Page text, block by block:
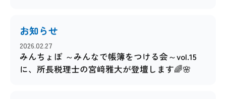
お知らせ
2026.02.27
みんちょぼ ～みんなで帳簿をつける会～vol.15
に、所長税理士の宮﨑雅大が登壇します🌈🌸